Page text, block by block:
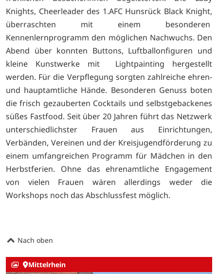
Knights, Cheerleader des 1.AFC Hunsrück Black Knight,
überraschten mit einem besonderen
Kennenlernprogramm den möglichen Nachwuchs. Den
Abend über konnten Buttons, Luftballonfiguren und
kleine Kunstwerke mit Lightpainting hergestellt
werden. Für die Verpflegung sorgten zahlreiche ehren-
und hauptamtliche Hände. Besonderen Genuss boten
die frisch gezauberten Cocktails und selbstgebackenes
süßes Fastfood. Seit über 20 Jahren führt das Netzwerk
unterschiedlichster Frauen aus Einrichtungen,
Verbänden, Vereinen und der Kreisjugendförderung zu
einem umfangreichen Programm für Mädchen in den
Herbstferien. Ohne das ehrenamtliche Engagement
von vielen Frauen wären allerdings weder die
Workshops noch das Abschlussfest möglich.
Nach oben
Mittelrhein